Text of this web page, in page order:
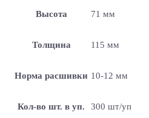
Высота 71 мм
Толщина 115 мм
Норма расшивки 10-12 мм
Кол-во шт. в уп. 300 шт/уп